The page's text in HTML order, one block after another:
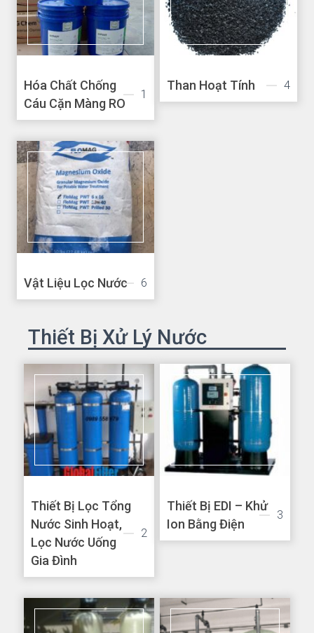
Hóa Chất Chống
Cáu Cặn Màng RO
1
Than Hoạt Tính 4
Vật Liệu Lọc Nước 6
Thiết Bị Xử Lý Nước
Thiết Bị Lọc Tổng
Nước Sinh Hoạt,
Lọc Nước Uống
Gia Đình
2
Thiết Bị EDI – Khử
Ion Bằng Điện
3